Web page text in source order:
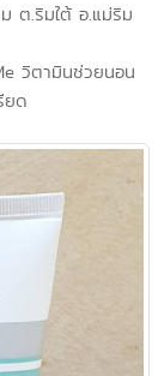
ต.ริมใต้ อ.แม่ริม
วิตามินช่วยนอน
ยด